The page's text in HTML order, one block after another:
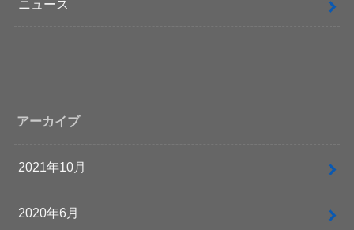
ニュース
アーカイブ
2021年10月
2020年6月